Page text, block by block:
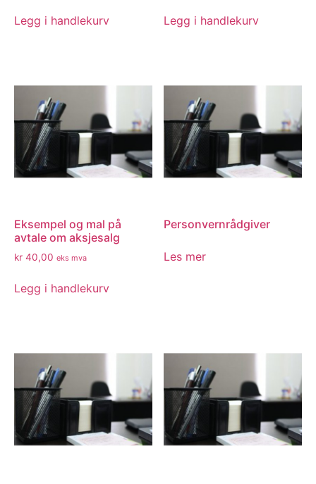
Legg i handlekurv Legg i handlekurv
Eksempel og mal på
avtale om aksjesalg
kr 40,00 eks mva
Legg i handlekurv
Personvernrådgiver
Les mer